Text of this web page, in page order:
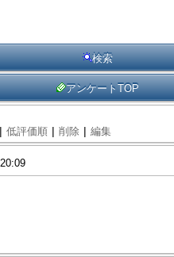
検索
アンケートTOP
| 低評価順 | 削除 | 編集